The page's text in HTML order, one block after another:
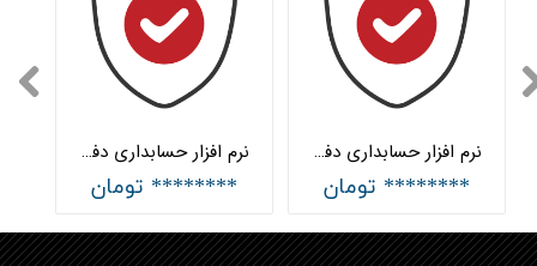
نرم افزار حسابداری دفاتر خدمات بیمه ساده هلو APEX
******** تومان
نرم افزار حسابداری دفاتر خدمات بیمه جامع هلو APEX
******** تومان